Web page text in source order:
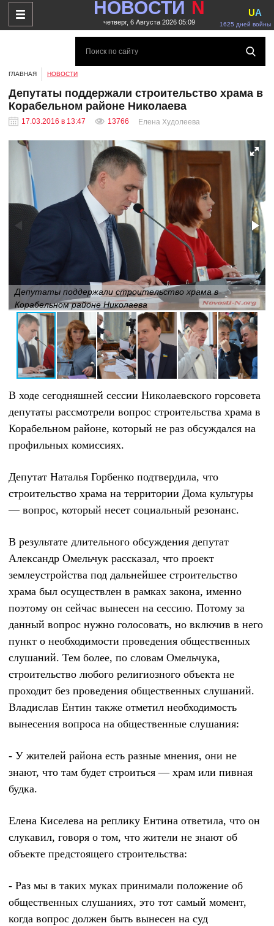
НОВОСТИ N
четверг, 6 Августа 2026 05:09 1625 дней войны
UA
ГЛАВНАЯ НОВОСТИ
Депутаты поддержали строительство храма в
Корабельном районе Николаева
17.03.2016 в 13:47 13766 Елена Худолеева
Депутаты поддержали строительство храма в
Корабельном районе Николаева
В ходе сегодняшней сессии Николаевского горсовета
депутаты рассмотрели вопрос строительства храма в
Корабельном районе, который не раз обсуждался на
профильных комиссиях.
Депутат Наталья Горбенко подтвердила, что
строительство храма на территории Дома культуры
— вопрос, который несет социальный резонанс.
В результате длительного обсуждения депутат
Александр Омельчук рассказал, что проект
землеустройства под дальнейшее строительство
храма был осуществлен в рамках закона, именно
поэтому он сейчас вынесен на сессию. Потому за
данный вопрос нужно голосовать, но включив в него
пункт о необходимости проведения общественных
слушаний. Тем более, по словам Омельчука,
строительство любого религиозного объекта не
проходит без проведения общественных слушаний.
Владислав Ентин также отметил необходимость
вынесения вопроса на общественные слушания:
- У жителей района есть разные мнения, они не
знают, что там будет строиться — храм или пивная
будка.
Елена Киселева на реплику Ентина ответила, что он
слукавил, говоря о том, что жители не знают об
объекте предстоящего строительства:
- Раз мы в таких муках принимали положение об
общественных слушаниях, это тот самый момент,
когда вопрос должен быть вынесен на суд